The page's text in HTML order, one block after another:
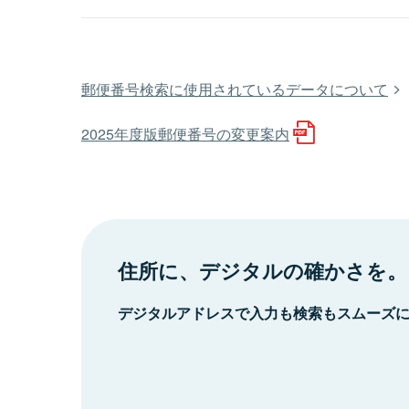
郵便番号検索に使用されているデータについて
2025年度版郵便番号の変更案内
住所に、デジタルの確かさを。
デジタルアドレスで入力も検索もスムーズ